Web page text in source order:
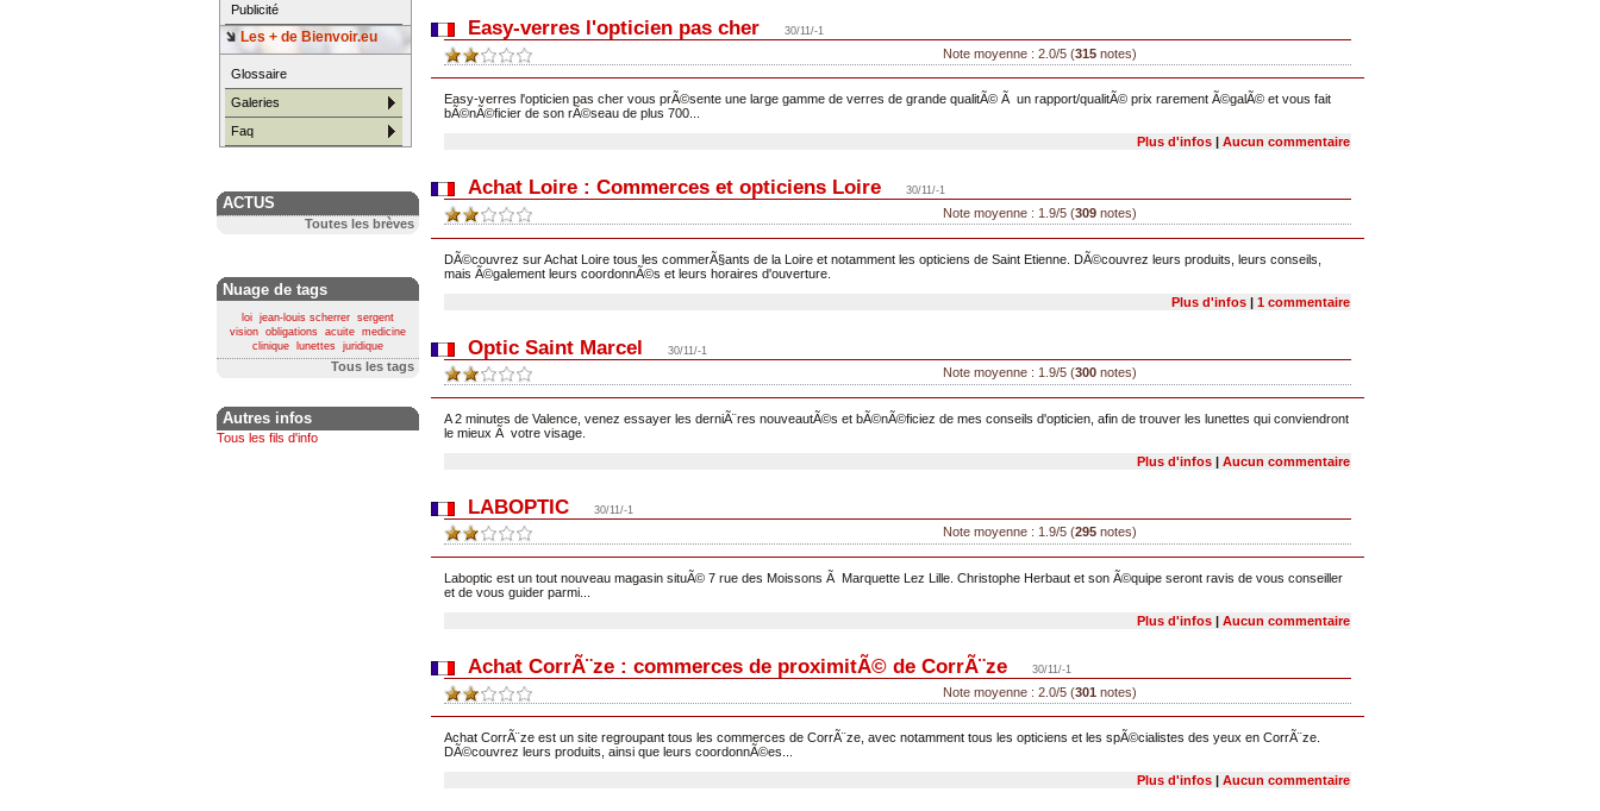
Publicité
Les + de Bienvoir.eu
Glossaire
Galeries
Faq
ACTUS
Toutes les brèves
Nuage de tags
loi jean-louis scherrer
sergent
vision
obligations acuite
medicine
clinique
lunettes juridique
Tous les tags
Autres infos
Tous les fils d'info
Easy-verres l'opticien pas cher 30/11/-1
Note moyenne : 2.0/5 (315 notes)
Easy-verres l'opticien pas cher vous prÃ©sente une large gamme de verres de grande qualitÃ© Ã un rapport/qualitÃ© prix rarement Ã©galÃ© et vous fait
bÃ©nÃ©ficier de son rÃ©seau de plus 700...
Plus d'infos |Aucun commentaire
Achat Loire : Commerces et opticiens Loire 30/11/-1
Note moyenne : 1.9/5 (309 notes)
DÃ©couvrez sur Achat Loire tous les commerÃ§ants de la Loire et notamment les opticiens de Saint Etienne. DÃ©couvrez leurs produits, leurs conseils,
mais Ã©galement leurs coordonnÃ©s et leurs horaires d'ouverture.
Plus d'infos |1 commentaire
Optic Saint Marcel 30/11/-1
Note moyenne : 1.9/5 (300 notes)
A 2 minutes de Valence, venez essayer les derniÃ¨res nouveautÃ©s et bÃ©nÃ©ficiez de mes conseils d'opticien, afin de trouver les lunettes qui conviendront
le mieux Ã votre visage.
Plus d'infos |Aucun commentaire
LABOPTIC 30/11/-1
Note moyenne : 1.9/5 (295 notes)
Laboptic est un tout nouveau magasin situÃ© 7 rue des Moissons Ã Marquette Lez Lille. Christophe Herbaut et son Ã©quipe seront ravis de vous conseiller
et de vous guider parmi...
Plus d'infos |Aucun commentaire
Achat CorrÃ¨ze : commerces de proximitÃ© de CorrÃ¨ze 30/11/-1
Note moyenne : 2.0/5 (301 notes)
Achat CorrÃ¨ze est un site regroupant tous les commerces de CorrÃ¨ze, avec notamment tous les opticiens et les spÃ©cialistes des yeux en CorrÃ¨ze.
DÃ©couvrez leurs produits, ainsi que leurs coordonnÃ©es...
Plus d'infos |Aucun commentaire